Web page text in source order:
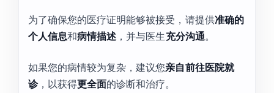
为了确保您的医疗证明能够被接受，请提供准确的
个人信息和病情描述 ，并与医生充分沟通。
如果您的病情较为复杂，建议您亲自前往医院就
诊，以获得更全面的诊断和治疗。